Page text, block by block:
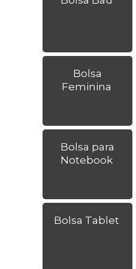
Bolsa
Feminina
Bolsa para
Notebook
Bolsa Tablet